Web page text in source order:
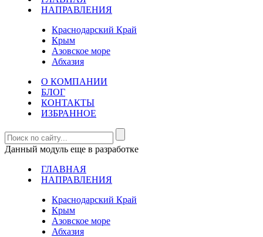
НАПРАВЛЕНИЯ
Краснодарский Край
Крым
Азовское море
Абхазия
О КОМПАНИИ
БЛОГ
КОНТАКТЫ
ИЗБРАННОЕ
Данный модуль еще в разработке
ГЛАВНАЯ
НАПРАВЛЕНИЯ
Краснодарский Край
Крым
Азовское море
Абхазия